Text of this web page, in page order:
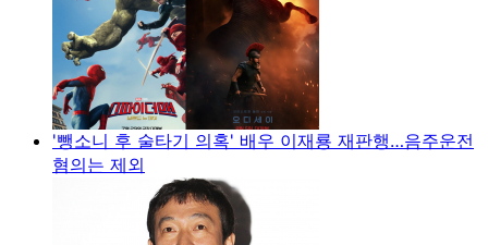
'뺑소니 후 술타기 의혹' 배우 이재룡 재판행…음주운전
혐의는 제외